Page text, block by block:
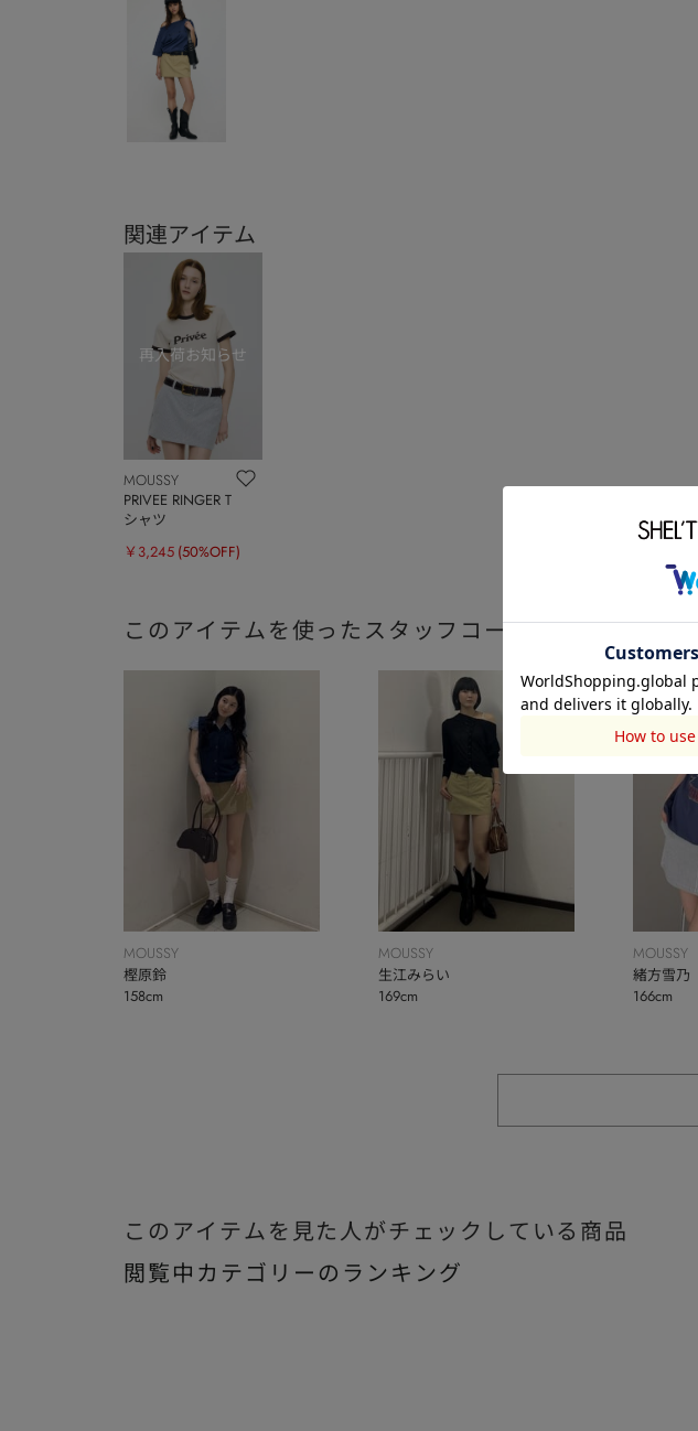
関連アイテム
MOUSSY
PRIVEE RINGER T
シャツ
￥3,245 (50%OFF)
このアイテムを使ったスタッフコーディネート
MOUSSY
樫原鈴
158cm
MOUSSY
生江みらい
169cm
MOUSSY
緒方雪乃
166cm
このアイテムを見た人がチェックしている商品
閲覧中カテゴリーのランキング